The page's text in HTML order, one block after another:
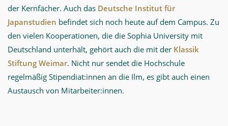
der Kernfächer. Auch das Deutsche Institut für
Japanstudien befindet sich noch heute auf dem Campus. Zu
den vielen Kooperationen, die die Sophia University mit
Deutschland unterhält, gehört auch die mit der Klassik
Stiftung Weimar. Nicht nur sendet die Hochschule
regelmäßig Stipendiat:innen an die Ilm, es gibt auch einen
Austausch von Mitarbeiter:innen.